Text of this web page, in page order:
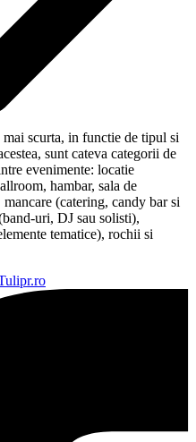
scurta, in functie de tipul si
sunt cateva categorii de
evenimente: locatie
hambar, sala de
(catering, candy bar si
uri, DJ sau solisti),
tematice), rochii si